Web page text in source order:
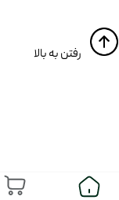
​​رفتن به بالا